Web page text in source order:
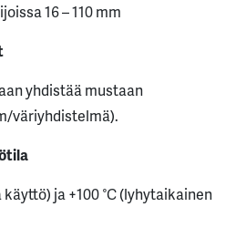
16 – 110 mm
yhdistää mustaan
väriyhdistelmä).
käyttö) ja +100 °C (lyhytaikainen